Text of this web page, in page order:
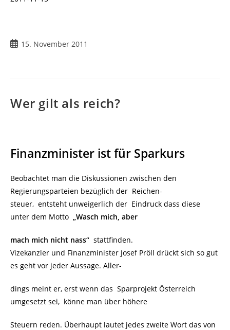
Beitrag15. November 2011
Wer gilt als reich?
Finanzminister ist für Sparkurs
Beobachtet man die Diskussionen zwischen den
Regierungsparteien bezüglich der Reichen-
steuer, entsteht unweigerlich der Eindruck dass diese
unter dem Motto
„Wasch mich, aber
mach mich nicht nass“ stattfinden.
Vizekanzler und Finanzminister Josef Pröll drückt sich so gut
es geht vor jeder Aussage. Aller-
dings meint er, erst wenn das Sparprojekt Österreich
umgesetzt sei, könne man über höhere
Steuern reden. Überhaupt lautet jedes zweite Wort das von